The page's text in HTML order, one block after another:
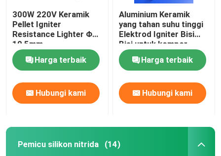
300W 220V Keramik
Pellet Igniter
Resistance Lighter Φ
10,5mm
Harga terbaik
Hubungi kami
Aluminium Keramik
yang tahan suhu tinggi
Elektrod Igniter Bisi
Bisi untuk kompor
pelet
Harga terbaik
Hubungi kami
Pemicu silikon nitrida (14)